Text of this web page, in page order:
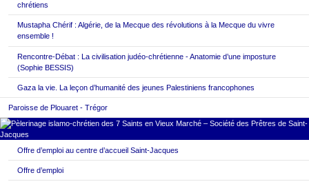
chrétiens
Mustapha Chérif : Algérie, de la Mecque des révolutions à la Mecque du vivre
ensemble !
Rencontre-Débat : La civilisation judéo-chrétienne - Anatomie d’une imposture
(Sophie BESSIS)
Gaza la vie. La leçon d’humanité des jeunes Palestiniens francophones
Paroisse de Plouaret - Trégor
Offre d’emploi au centre d’accueil Saint-Jacques
Offre d’emploi